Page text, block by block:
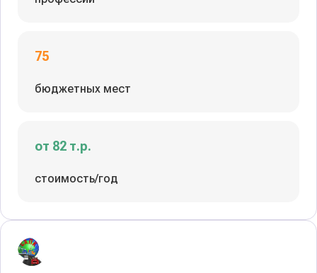
75
бюджетных мест
от 82 т.р.
стоимость/год